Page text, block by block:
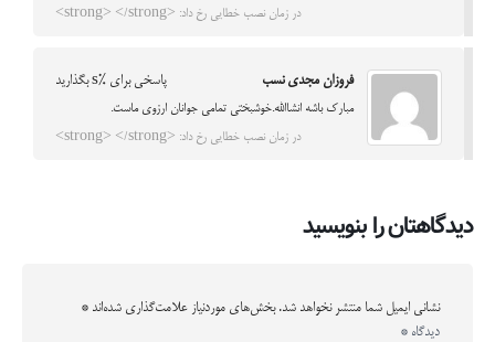
در زمان نصب خطایی رخ داد: <strong> </strong>
فروزان مجدی نسب پاسخی برای %s بگذارید
مبارک باشه انشاالله.خوشبختی تمامی جوانان ارزوی ماست.
در زمان نصب خطایی رخ داد: <strong> </strong>
دیدگاهتان را بنویسید
نشانی ایمیل شما منتشر نخواهد شد. بخش‌های موردنیاز علامت‌گذاری شده‌اند *
دیدگاه *